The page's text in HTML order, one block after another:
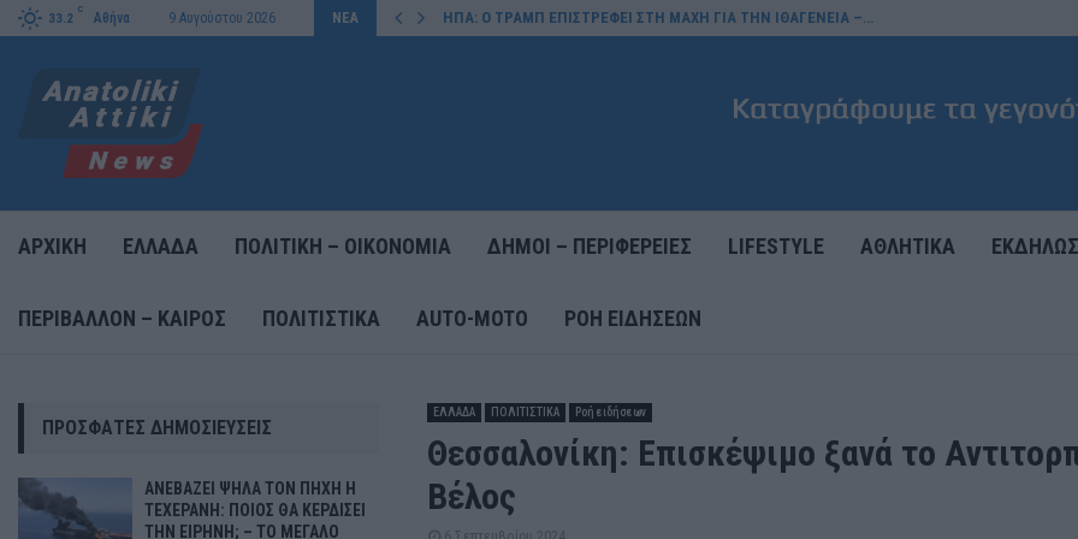
33.2
C
Αθήνα 9 Αυγούστου 2026 ΝΕΑ
ΤΗΝ… ΗΠΑ: Ο ΤΡΑΜΠ ΕΠΙΣΤΡΕΦΕΙ ΣΤΗ ΜΑΧΗ ΓΙΑ ΤΗΝ ΙΘΑΓΕΝΕΙΑ –…
ΑΡΧΙΚΗ ΕΛΛΑΔΑ ΠΟΛΙΤΙΚΗ – ΟΙΚΟΝΟΜΙΑ ΔΗΜΟΙ – ΠΕΡΙΦΕΡΕΙΕΣ LIFESTYLE ΑΘΛΗΤΙΚΑ
ΠΕΡΙΒΑΛΛΟΝ – ΚΑΙΡΟΣ ΠΟΛΙΤΙΣΤΙΚΑ AUTO-MOTO ΡΟΉ ΕΙΔΉΣΕΩΝ
ΕΛΛΑΔΑ ΠΟΛΙΤΙΣΤΙΚΑ Ροή ειδήσεων
Θεσσαλονίκη: Επισκέψιμο ξανά το
Βέλος
ΠΡΌΣΦΑΤΕΣ ΔΗΜΟΣΙΕΎΣΕΙΣ
ΑΝΕΒΑΖΕΙ ΨΗΛΑ ΤΟΝ ΠΗΧΗ Η
ΤΕΧΕΡΑΝΗ: ΠΟΙΟΣ ΘΑ ΚΕΡΔΙΣΕΙ
ΤΗΝ ΕΙΡΗΝΗ; – ΤΟ ΜΕΓΑΛΟ